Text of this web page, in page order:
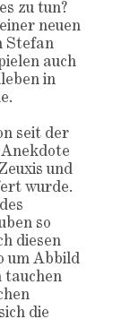
zu tun?
neuen
Stefan
auch
in
seit der
und
wurde.
so
diesen
um Abbild
tauchen
die